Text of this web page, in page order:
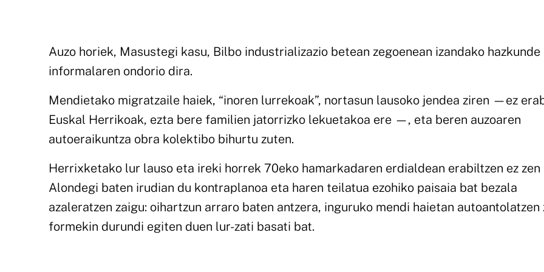
Auzo horiek, Masustegi kasu, Bilbo industrializazio betean zegoenean izandako hazkunde
informalaren ondorio dira.
Mendietako migratzaile haiek, “inoren lurrekoak”, nortasun lausoko jendea ziren —ez
Euskal Herrikoak, ezta bere familien jatorrizko lekuetakoa ere —, eta beren auzoaren
autoeraikuntza obra kolektibo bihurtu zuten.
Herrixketako lur lauso eta ireki horrek 70eko hamarkadaren erdialdean erabiltzen ez zen
Alondegi baten irudian du kontraplanoa eta haren teilatua ezohiko paisaia bat bezala
azaleratzen zaigu: oihartzun arraro baten antzera, inguruko mendi haietan autoantolatzen
formekin durundi egiten duen lur-zati basati bat.